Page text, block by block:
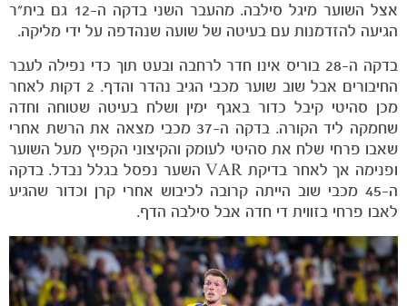
משחקים
ותוצאות
אצל השוער מיגל סילבה. מהעבר השני בדקה ה-12 גם בית"ר
הגיעה להזדמנות עם בעיטה של שועה שנהדפה על ידי מליקה.
בדקה ה-28 בוריס אינו חדר לרחבה ובעט תוך כדי נפילה לעבר
החיבורים אבל שוב שוער מכבי הגיב נהדר והדף. 2 דקות לאחר
מכן סהיטי קיבל כדור באגף ימין ושלח בעיטה שטוחה וחדה
שחמקה ליד הקורה. בדקה ה-37 מכבי מצאה את הרשת אחרי
שאבו פרחי שלח את סהיטי לעומק והקיצוני הקפיץ מעל השוער
ופנימה אך לאחר בדיקת VAR השער נפסל בגלל נבדל. בדקה
ה-45 מכבי שוב הייתה קרובה לכיבוש אחרי קרן וכדור שהגיע
לאבו פרחי בזווית די חדה אבל סילבה הדף.